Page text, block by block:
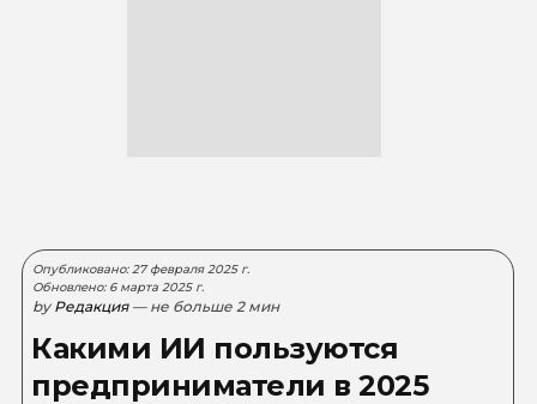
Опубликовано: 27 февраля 2025 г.
Обновлено: 6 марта 2025 г.
by Редакция — не больше 2 мин
Какими ИИ пользуются
предприниматели в 2025